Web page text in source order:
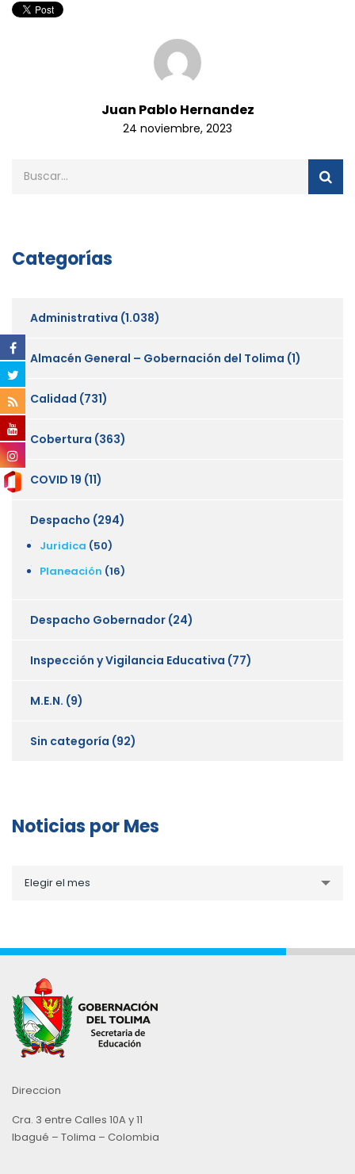
Juan Pablo Hernandez
24 noviembre, 2023
Categorías
Administrativa (1.038)
Almacén General – Gobernación del Tolima (1)
Calidad (731)
Cobertura (363)
COVID 19 (11)
Despacho (294)
Juridica (50)
Planeación (16)
Despacho Gobernador (24)
Inspección y Vigilancia Educativa (77)
M.E.N. (9)
Sin categoría (92)
Noticias por Mes
porElegir el mes
Direccion
Cra. 3 entre Calles 10A y 11
Ibagué – Tolima – Colombia